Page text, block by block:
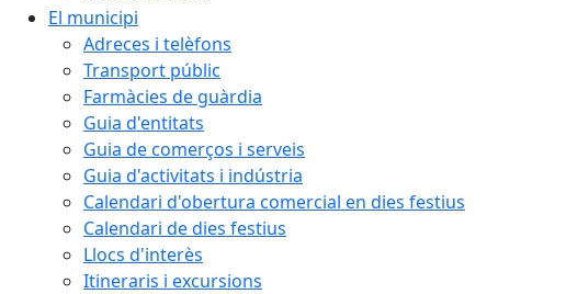
El municipi
Adreces i telèfons
Transport públic
Farmàcies de guàrdia
Guia d'entitats
Guia de comerços i serveis
Guia d'activitats i indústria
Calendari d'obertura comercial en dies festius
Calendari de dies festius
Llocs d'interès
Itineraris i excursions